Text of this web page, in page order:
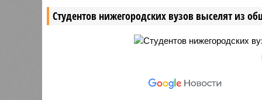
Студентов нижегородских вузов выселят из